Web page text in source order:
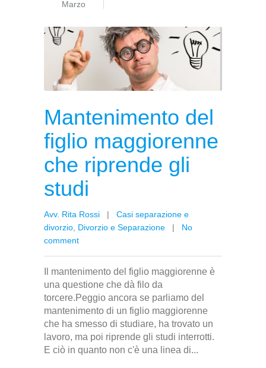
Marzo
Mantenimento del
figlio maggiorenne
che riprende gli
studi
Avv. Rita Rossi | Casi separazione e
divorzio Divorzio e Separazione | No
comment
Il mantenimento del figlio maggiorenne è
una questione che dà filo da
torcere.Peggio ancora se parliamo del
mantenimento di un figlio maggiorenne
che ha smesso di studiare, ha trovato un
lavoro, ma poi riprende gli studi interrotti.
E ciò in quanto non c'è una linea di...